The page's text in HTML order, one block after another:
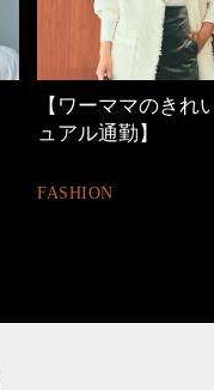
働く女性のバッグ